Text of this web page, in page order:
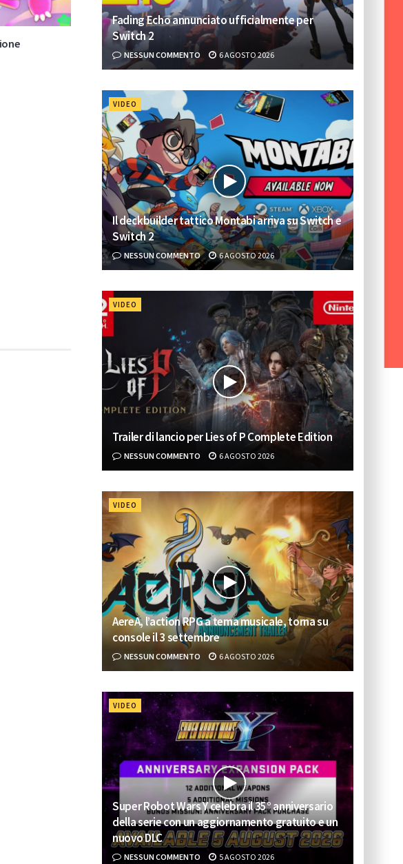
Fading Echo annunciato ufficialmente per
Switch 2
NESSUN COMMENTO 6 AGOSTO 2026
VIDEO
Il deckbuilder tattico Montabi arriva su Switch e
Switch 2
NESSUN COMMENTO 6 AGOSTO 2026
VIDEO
Trailer di lancio per Lies of P Complete Edition
NESSUN COMMENTO 6 AGOSTO 2026
VIDEO
AereA, l’action RPG a tema musicale, torna su
console il 3 settembre
NESSUN COMMENTO 6 AGOSTO 2026
VIDEO
Super Robot Wars Y celebra il 35° anniversario
della serie con un aggiornamento gratuito e un
nuovo DLC
NESSUN COMMENTO 5 AGOSTO 2026